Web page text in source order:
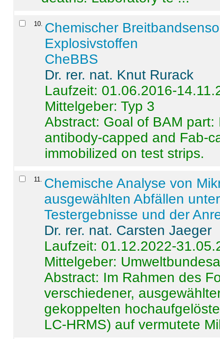
10 Chemischer
Explosivstoffen
CheBBS
Dr. rer. nat. Knut Rurack
Laufzeit: 01.06.2016-
Mittelgeber: Typ 3
Abstract: Goal of BAM
antibody-capped and Fab-
immobilized on test strips.
11
Chemische Analyse von
ausgewählten Abfällen
Testergebnisse und der
Dr. rer. nat. Carsten Jaeger
Laufzeit: 01.12.2022-
Mittelgeber:
Abstract: Im Rahmen des
verschiedener,
gekoppelten
LC-HRMS) auf vermutete